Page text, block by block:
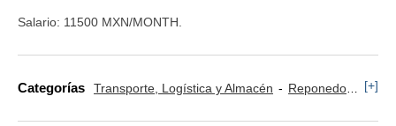
Salario: 11500 MXN/MONTH.
Categorías Transporte, Logística y Almacén Reponedor y Cajero [+]